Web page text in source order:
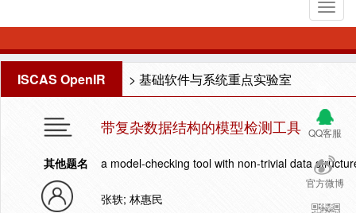
ISCAS OpenIR > 基础软件与系统重点实验室
QQ客服
官方微博
带复杂数据结构的模型检测工具
其他题名 a model-checking tool with non-trivial data
张轶; 林惠民